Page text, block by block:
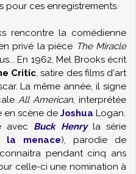
pour ces enregistrements.
rencontre la comédienne
privé la pièce The Miracle
En 1962, Mel Brooks écrit
Critic, satire des films d'art
La même année, il signe
All American, interprétée
en scène de Joshua Logan.
avec Buck Henryla série
la menace), parodie de
pendant cinq ans
celle-ci une nomination à